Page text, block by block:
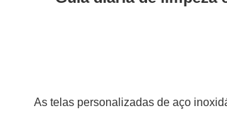
As telas personalizadas de aço